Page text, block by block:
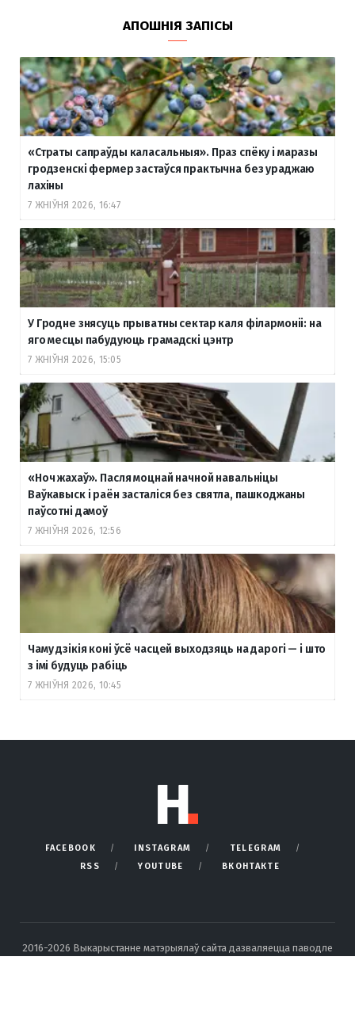
АПОШНІЯ ЗАПІСЫ
«Страты сапраўды каласальныя». Праз спёку і маразы
гродзенскі фермер застаўся практычна без ураджаю
лахіны
7 ЖНІЎНЯ 2026, 16:47
У Гродне знясуць прыватны сектар каля філармоніі: на
яго месцы пабудуюць грамадскі цэнтр
7 ЖНІЎНЯ 2026, 15:05
«Ноч жахаў». Пасля моцнай начной навальніцы
Ваўкавыск і раён засталіся без святла, пашкоджаны
паўсотні дамоў
7 ЖНІЎНЯ 2026, 12:56
Чаму дзікія коні ўсё часцей выходзяць на дарогі — і што
з імі будуць рабіць
7 ЖНІЎНЯ 2026, 10:45
FACEBOOK INSTAGRAM
TELEGRAM
RSS
YOUTUBE ВКОНТАКТЕ
2016-2026 Выкарыстанне матэрыялаў сайта дазваляецца паводле